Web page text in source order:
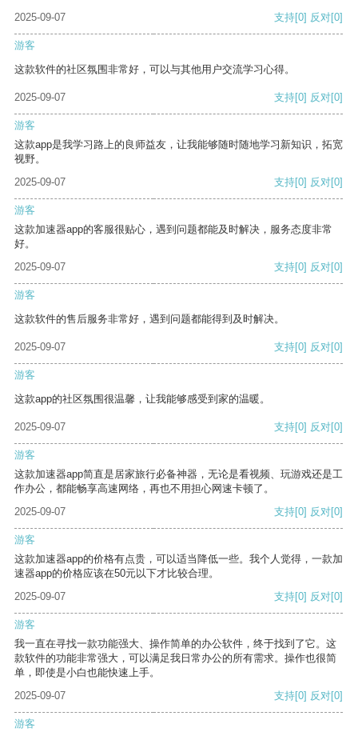
2025-09-07
支持[0] 反对[0]
游客
这款软件的社区氛围非常好，可以与其他用户交流学习心得。
2025-09-07 支持[0] 反对[0]
游客
这款app是我学习路上的良师益友，让我能够随时随地学习新知识，拓宽
视野。
2025-09-07
支持[0] 反对[0]
游客
这款加速器app的客服很贴心，遇到问题都能及时解决，服务态度非常
好。
2025-09-07
支持[0] 反对[0]
游客
这款软件的售后服务非常好，遇到问题都能得到及时解决。
2025-09-07 支持[0] 反对[0]
游客
这款app的社区氛围很温馨，让我能够感受到家的温暖。
2025-09-07 支持[0] 反对[0]
游客
这款加速器app简直是居家旅行必备神器，无论是看视频、玩游戏还是工
作办公，都能畅享高速网络，再也不用担心网速卡顿了。
2025-09-07
支持[0] 反对[0]
游客
这款加速器app的价格有点贵，可以适当降低一些。我个人觉得，一款加
速器app的价格应该在50元以下才比较合理。
2025-09-07
支持[0] 反对[0]
游客
我一直在寻找一款功能强大、操作简单的办公软件，终于找到了它。这
款软件的功能非常强大，可以满足我日常办公的所有需求。操作也很简
单，即使是小白也能快速上手。
2025-09-07
支持[0] 反对[0]
游客